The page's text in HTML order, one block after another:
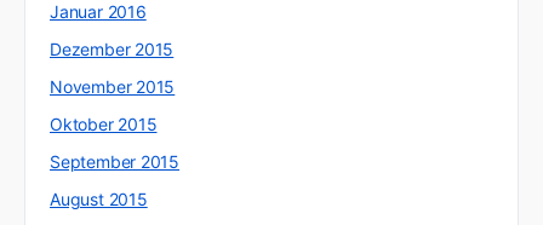
Januar 2016
Dezember 2015
November 2015
Oktober 2015
September 2015
August 2015